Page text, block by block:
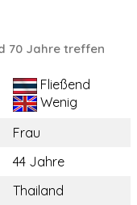
70 Jahre treffen
Fließend
Wenig
Frau
44 Jahre
Thailand